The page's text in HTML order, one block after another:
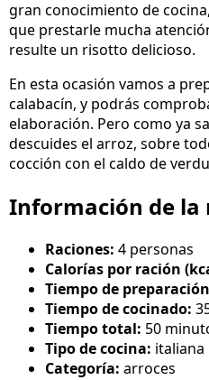
gran conocimiento de
que prestarle mucha
resulte un risotto delicioso.
En esta ocasión vamos a
calabacín, y podrás
elaboración. Pero como ya
descuides el arroz, sobre
cocción con el caldo de
Información de la
Raciones: 4 personas
Calorías por ración
Tiempo de
Tiempo de cocinado:
Tiempo total: 50
Tipo de cocina: italiana
Categoría: arroces